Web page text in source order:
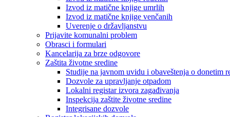
Izvod iz matične knjige umrlih
Izvod iz matične knjige venčanih
Uverenje o državljanstvu
Prijavite komunalni problem
Obrasci i formulari
Kancelarija za brze odgovore
Zaštita životne sredine
Studije na javnom uvidu i obaveštenja o donetim
Dozvole za upravljanje otpadom
Lokalni registar izvora zagađivanja
Inspekcija zaštite životne sredine
Integrisane dozvole